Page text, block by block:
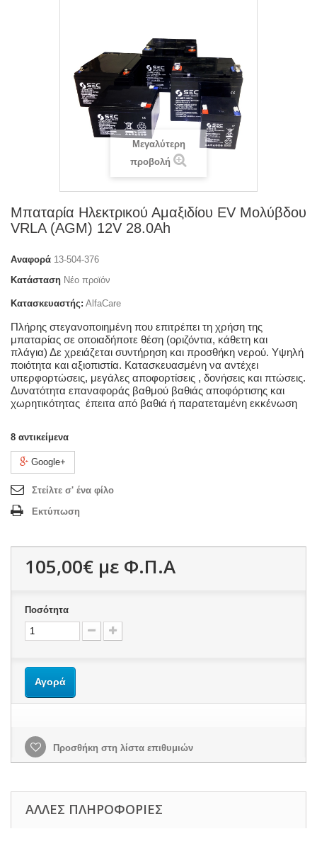
Μεγαλύτερη
προβολή
Μπαταρία Ηλεκτρικού Αμαξιδίου EV Μολύβδου
VRLA (AGM) 12V 28.0Ah
Αναφορά 13-504-376
Κατάσταση Νέο προϊόν
Κατασκευαστής: AlfaCare
Πλήρης στεγανοποιημένη που επιτρέπει τη χρήση της
μπαταρίας σε οποιαδήποτε θέση (οριζόντια, κάθετη και
πλάγια) Δε χρειάζεται συντήρηση και προσθήκη νερού. Υψηλή
ποιότητα και αξιοπιστία. Κατασκευασμένη να αντέχει
υπερφορτώσεις, μεγάλες αποφορτίσεις , δονήσεις και πτώσεις.
Δυνατότητα επαναφοράς βαθμού βαθιάς αποφόρτισης και
χωρητικότητας έπειτα από βαθιά ή παρατεταμένη εκκένωση
8 αντικείμενα
Google+
Στείλτε σ' ένα φίλο
Εκτύπωση
105,00€ με Φ.Π.Α
Ποσότητα
Αγορά
Προσθήκη στη λίστα επιθυμιών
ΆΛΛΕΣ ΠΛΗΡΟΦΟΡΊΕΣ